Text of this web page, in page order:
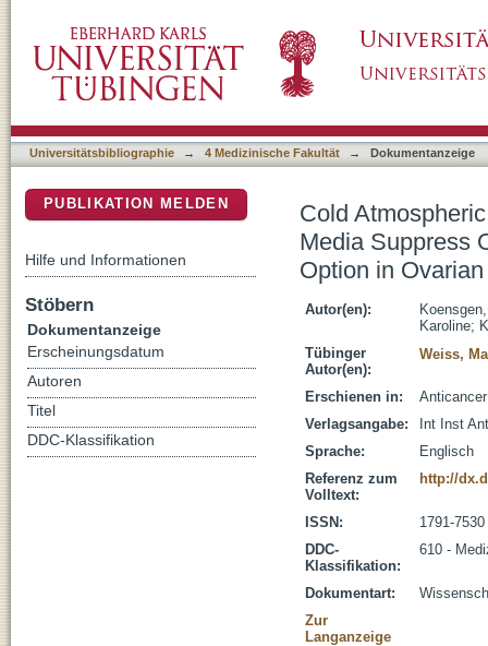
Cancer Cell Growth - A Putative Treatment
Universitätsbibliographie → 4 Medizinische Fakultät → Dokumentanzeige
Cold
Media Suppress
Option in
Autor(en):
Karoline;
Tübinger
Autor(en):
Weiss,
Erschienen in:
Verlagsangabe:
Int Inst
Sprache:
Englisch
Referenz zum
Volltext:
http://
ISSN:
1791-7530
DDC-
Klassifikation:
610 -
Dokumentart:
Zur
Langanzeige
PUBLIKATION MELDEN
Hilfe und Informationen
Stöbern
Dokumentanzeige
Erscheinungsdatum
Autoren
Titel
DDC-Klassifikation